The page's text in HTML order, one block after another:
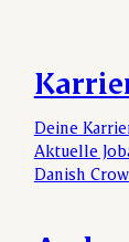
Deine
Aktuelle
Danish